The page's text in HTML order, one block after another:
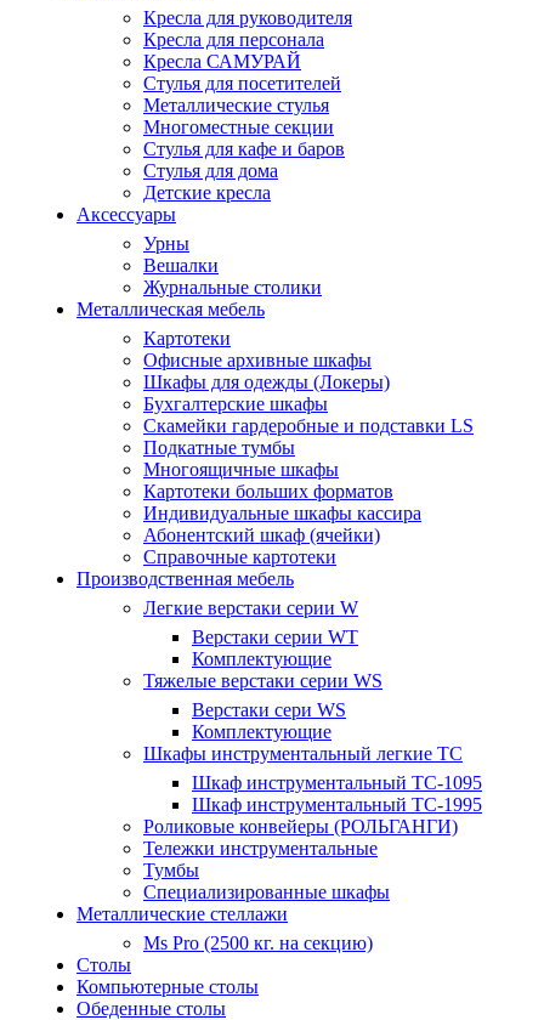
Кресла для руководителя
Кресла для персонала
Кресла САМУРАЙ
Стулья для посетителей
Металлические стулья
Многоместные секции
Стулья для кафе и баров
Стулья для дома
Детские кресла
Аксессуары
Урны
Вешалки
Журнальные столики
Металлическая мебель
Картотеки
Офисные архивные шкафы
Шкафы для одежды (Локеры)
Бухгалтерские шкафы
Скамейки гардеробные и подставки LS
Подкатные тумбы
Многоящичные шкафы
Картотеки больших форматов
Индивидуальные шкафы кассира
Абонентский шкаф (ячейки)
Справочные картотеки
Производственная мебель
Легкие верстаки серии W
Верстаки серии WT
Комплектующие
Тяжелые верстаки серии WS
Верстаки сери WS
Комплектующие
Шкафы инструментальный легкие ТС
Шкаф инструментальный TC-1095
Шкаф инструментальный TC-1995
Роликовые конвейеры (РОЛЬГАНГИ)
Тележки инструментальные
Тумбы
Специализированные шкафы
Металлические стеллажи
Ms Pro (2500 кг. на секцию)
Столы
Компьютерные столы
Обеденные столы